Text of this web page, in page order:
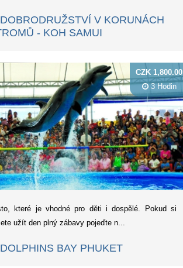
V KORUNÁCH
- KOH SAMUI
které je vhodné pro děti i dospělé. Pokud si
užít den plný zábavy pojeďte n...
BAY PHUKET
CZK 1,800.00
3 Hodin